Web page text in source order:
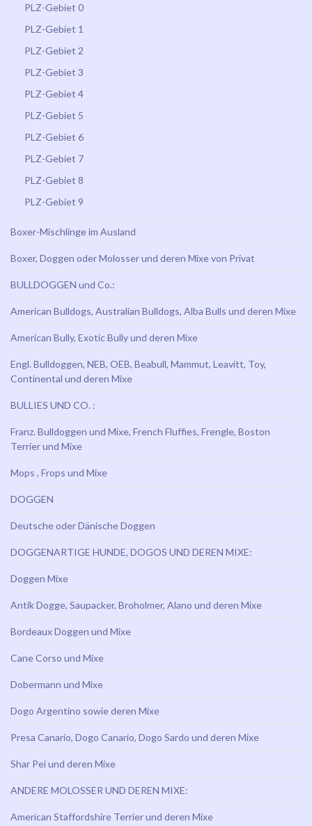
PLZ-Gebiet 0
PLZ-Gebiet 1
PLZ-Gebiet 2
PLZ-Gebiet 3
PLZ-Gebiet 4
PLZ-Gebiet 5
PLZ-Gebiet 6
PLZ-Gebiet 7
PLZ-Gebiet 8
PLZ-Gebiet 9
Boxer-Mischlinge im Ausland
Boxer, Doggen oder Molosser und deren Mixe von Privat
BULLDOGGEN und Co.:
American Bulldogs, Australian Bulldogs, Alba Bulls und deren Mixe
American Bully, Exotic Bully und deren Mixe
Engl. Bulldoggen, NEB, OEB, Beabull, Mammut, Leavitt, Toy,
Continental und deren Mixe
BULLIES UND CO. :
Franz. Bulldoggen und Mixe, French Fluffies, Frengle, Boston
Terrier und Mixe
Mops , Frops und Mixe
DOGGEN
Deutsche oder Dänische Doggen
DOGGENARTIGE HUNDE, DOGOS UND DEREN MIXE:
Doggen Mixe
Antik Dogge, Saupacker, Broholmer, Alano und deren Mixe
Bordeaux Doggen und Mixe
Cane Corso und Mixe
Dobermann und Mixe
Dogo Argentino sowie deren Mixe
Presa Canario, Dogo Canario, Dogo Sardo und deren Mixe
Shar Pei und deren Mixe
ANDERE MOLOSSER UND DEREN MIXE:
American Staffordshire Terrier und deren Mixe